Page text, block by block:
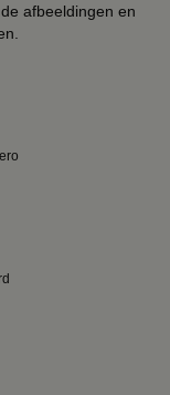
afbeeldingen en